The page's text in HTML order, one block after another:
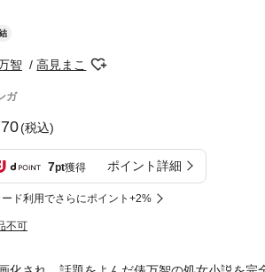
智 高見まこ
ガ
(税込)
7pt獲得 ポイント詳細
ド利用でさらにポイント+2%
不可